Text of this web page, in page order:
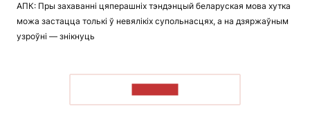
АПК: Пры захаванні цяперашніх тэндэнцый беларуская мова хутка
можа застацца толькі ў невялікіх супольнасцях, а на дзяржаўным
узроўні — знікнуць